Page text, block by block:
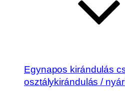
Egynapos kirándulás
osztálykirándulás /